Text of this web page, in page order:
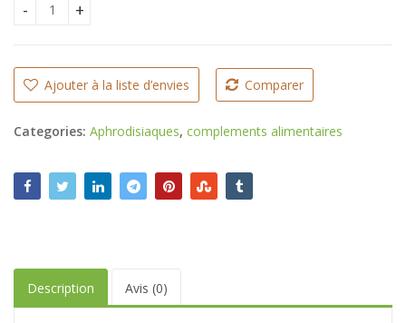
Good Man 60 Gelules quantity
Ajouter à la liste d’envies Comparer
Categories: Aphrodisiaques, complements alimentaires
Description Avis (0)